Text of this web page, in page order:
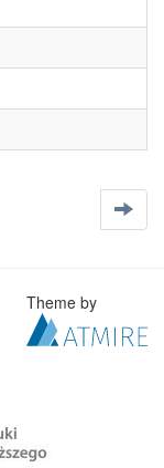
Theme by